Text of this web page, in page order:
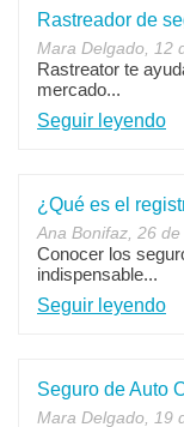
Rastreador de
Mara Delgado, 12
Rastreator te
mercado...
Seguir leyendo
¿Qué es el
Ana Bonifaz, 26
Conocer los
indispensable...
Seguir leyendo
Seguro de Auto
Mara Delgado, 19